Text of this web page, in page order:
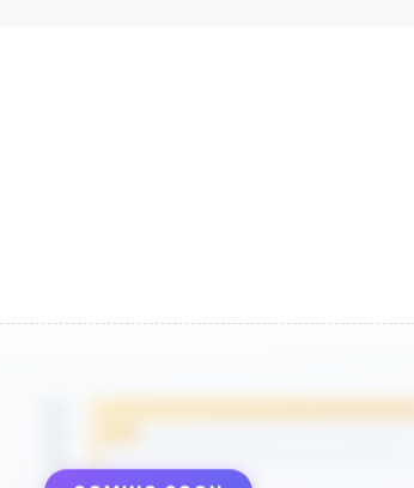
确认、重试与幂等在满足一致性要求的同时，保证端到
布可观测；对关键主题/分区记录P50、P95、P99。
阻塞）后自愈，丢失率为0，端到端延迟恢复至基线。